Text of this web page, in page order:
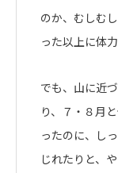
のか、むしむ
った以上に体
でも、山に近
り、７・８月
ったのに、し
じれたりと、